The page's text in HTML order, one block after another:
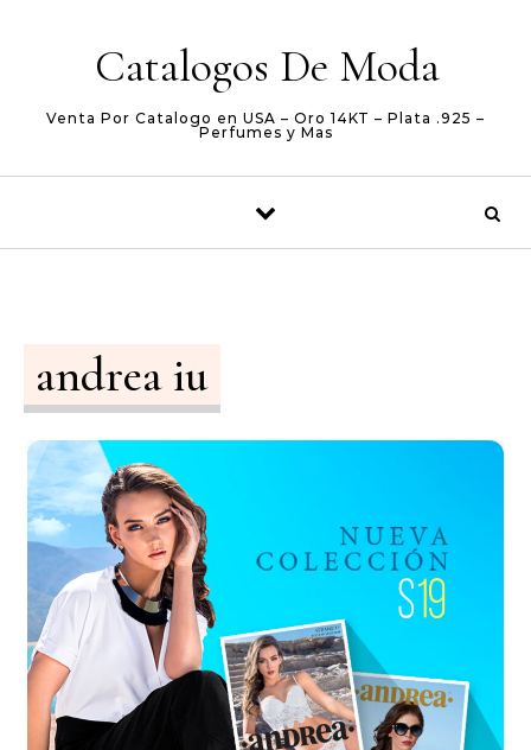
Catalogos De Moda
Venta Por Catalogo en USA – Oro 14KT – Plata .925 –
Perfumes y Mas
andrea iu